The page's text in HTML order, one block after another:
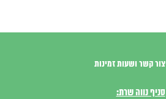
צור קשר ושעות זמינות
סניף נווה שרת: